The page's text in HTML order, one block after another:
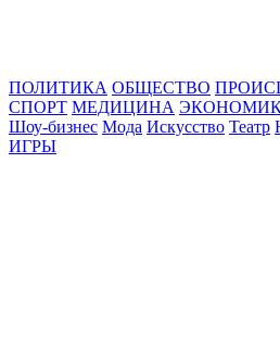
ПОЛИТИКА ОБЩЕСТВО
СПОРТ МЕДИЦИНА
Шоу-бизнес Мода Искусство Театр
ИГРЫ